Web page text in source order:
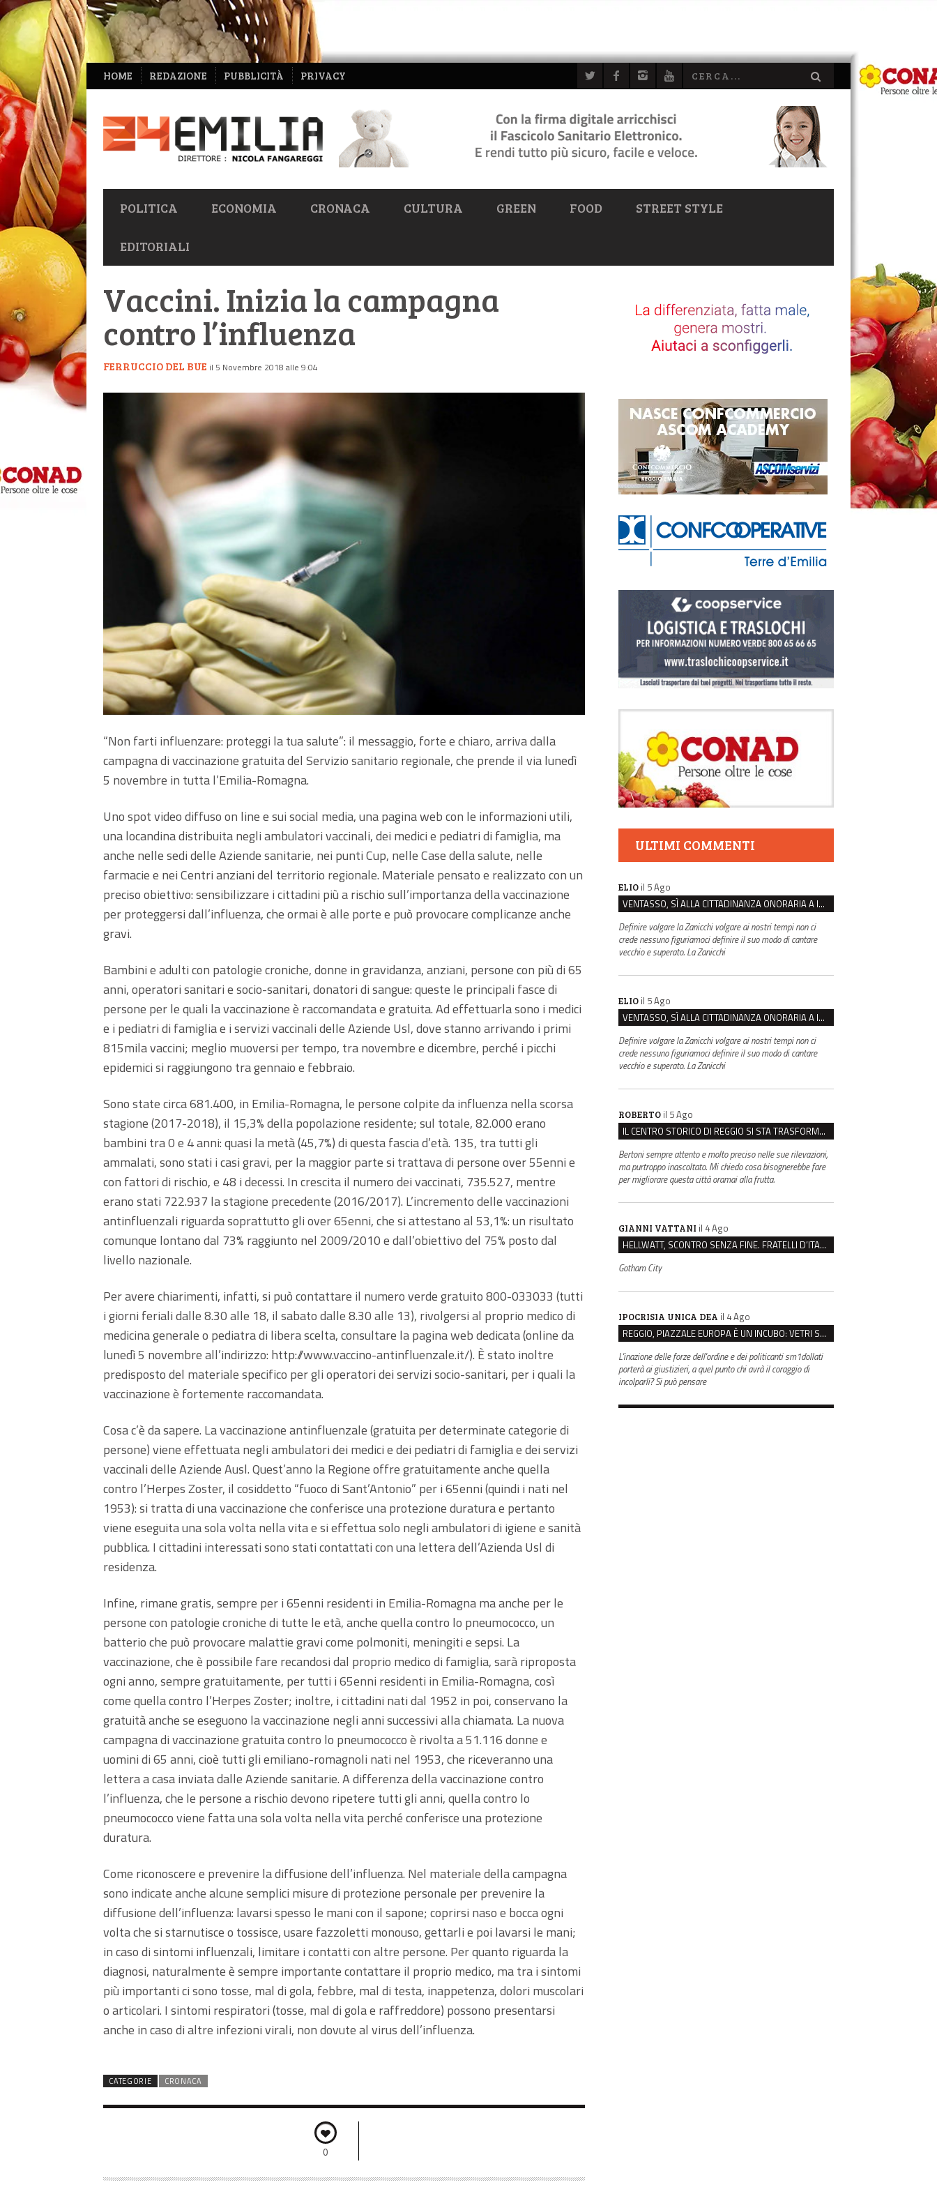
NAVIGAZIONE
SECONDARIA
HOME REDAZIONE PUBBLICITÀ PRIVACY
NAVIGAZIONE
PRIMARIA
POLITICA ECONOMIA CRONACA CULTURA GREEN FOOD STREET STYLE
EDITORIALI
Vaccini. Inizia la campagna
contro l’influenza
FERRUCCIO DEL BUE il 5 Novembre 2018 alle 9:04
“Non farti influenzare: proteggi la tua salute”: il messaggio, forte e chiaro, arriva dalla
campagna di vaccinazione gratuita del Servizio sanitario regionale, che prende il via lunedì
5 novembre in tutta l’Emilia-Romagna.
Uno spot video diffuso on line e sui social media, una pagina web con le informazioni utili,
una locandina distribuita negli ambulatori vaccinali, dei medici e pediatri di famiglia, ma
anche nelle sedi delle Aziende sanitarie, nei punti Cup, nelle Case della salute, nelle
farmacie e nei Centri anziani del territorio regionale. Materiale pensato e realizzato con un
preciso obiettivo: sensibilizzare i cittadini più a rischio sull’importanza della vaccinazione
per proteggersi dall’influenza, che ormai è alle porte e può provocare complicanze anche
gravi.
Bambini e adulti con patologie croniche, donne in gravidanza, anziani, persone con più di 65
anni, operatori sanitari e socio-sanitari, donatori di sangue: queste le principali fasce di
persone per le quali la vaccinazione è raccomandata e gratuita. Ad effettuarla sono i medici
e i pediatri di famiglia e i servizi vaccinali delle Aziende Usl, dove stanno arrivando i primi
815mila vaccini; meglio muoversi per tempo, tra novembre e dicembre, perché i picchi
epidemici si raggiungono tra gennaio e febbraio.
Sono state circa 681.400, in Emilia-Romagna, le persone colpite da influenza nella scorsa
stagione (2017-2018), il 15,3% della popolazione residente; sul totale, 82.000 erano
bambini tra 0 e 4 anni: quasi la metà (45,7%) di questa fascia d’età. 135, tra tutti gli
ammalati, sono stati i casi gravi, per la maggior parte si trattava di persone over 55enni e
con fattori di rischio, e 48 i decessi. In crescita il numero dei vaccinati, 735.527, mentre
erano stati 722.937 la stagione precedente (2016/2017). L’incremento delle vaccinazioni
antinfluenzali riguarda soprattutto gli over 65enni, che si attestano al 53,1%: un risultato
comunque lontano dal 73% raggiunto nel 2009/2010 e dall’obiettivo del 75% posto dal
livello nazionale.
Per avere chiarimenti, infatti, si può contattare il numero verde gratuito 800-033033 (tutti
i giorni feriali dalle 8.30 alle 18, il sabato dalle 8.30 alle 13), rivolgersi al proprio medico di
medicina generale o pediatra di libera scelta, consultare la pagina web dedicata (online da
lunedì 5 novembre all’indirizzo: http://www.vaccino-antinfluenzale.it/). È stato inoltre
predisposto del materiale specifico per gli operatori dei servizi socio-sanitari, per i quali la
vaccinazione è fortemente raccomandata.
Cosa c’è da sapere. La vaccinazione antinfluenzale (gratuita per determinate categorie di
persone) viene effettuata negli ambulatori dei medici e dei pediatri di famiglia e dei servizi
vaccinali delle Aziende Ausl. Quest’anno la Regione offre gratuitamente anche quella
contro l’Herpes Zoster, il cosiddetto “fuoco di Sant’Antonio” per i 65enni (quindi i nati nel
1953): si tratta di una vaccinazione che conferisce una protezione duratura e pertanto
viene eseguita una sola volta nella vita e si effettua solo negli ambulatori di igiene e sanità
pubblica. I cittadini interessati sono stati contattati con una lettera dell’Azienda Usl di
residenza.
Infine, rimane gratis, sempre per i 65enni residenti in Emilia-Romagna ma anche per le
persone con patologie croniche di tutte le età, anche quella contro lo pneumococco, un
batterio che può provocare malattie gravi come polmoniti, meningiti e sepsi. La
vaccinazione, che è possibile fare recandosi dal proprio medico di famiglia, sarà riproposta
ogni anno, sempre gratuitamente, per tutti i 65enni residenti in Emilia-Romagna, così
come quella contro l’Herpes Zoster; inoltre, i cittadini nati dal 1952 in poi, conservano la
gratuità anche se eseguono la vaccinazione negli anni successivi alla chiamata. La nuova
campagna di vaccinazione gratuita contro lo pneumococco è rivolta a 51.116 donne e
uomini di 65 anni, cioè tutti gli emiliano-romagnoli nati nel 1953, che riceveranno una
lettera a casa inviata dalle Aziende sanitarie. A differenza della vaccinazione contro
l’influenza, che le persone a rischio devono ripetere tutti gli anni, quella contro lo
pneumococco viene fatta una sola volta nella vita perché conferisce una protezione
duratura.
Come riconoscere e prevenire la diffusione dell’influenza. Nel materiale della campagna
sono indicate anche alcune semplici misure di protezione personale per prevenire la
diffusione dell’influenza: lavarsi spesso le mani con il sapone; coprirsi naso e bocca ogni
volta che si starnutisce o tossisce, usare fazzoletti monouso, gettarli e poi lavarsi le mani;
in caso di sintomi influenzali, limitare i contatti con altre persone. Per quanto riguarda la
diagnosi, naturalmente è sempre importante contattare il proprio medico, ma tra i sintomi
più importanti ci sono tosse, mal di gola, febbre, mal di testa, inappetenza, dolori muscolari
o articolari. I sintomi respiratori (tosse, mal di gola e raffreddore) possono presentarsi
anche in caso di altre infezioni virali, non dovute al virus dell’influenza.
CATEGORIE CRONACA
0
ULTIMI COMMENTI
ELIO il 5 Ago
VENTASSO, SÌ ALLA CITTADINANZA ONORARIA A IVA ZANICCHI. MA BARGIACCHI: “È DI PESSIMO GUSTO”
Definire volgare la Zanicchi volgare ai nostri tempi non ci
crede nessuno figuriamoci definire il suo modo di cantare
vecchio e superato. La Zanicchi
ELIO il 5 Ago
VENTASSO, SÌ ALLA CITTADINANZA ONORARIA A IVA ZANICCHI. MA BARGIACCHI: “È DI PESSIMO GUSTO”
Definire volgare la Zanicchi volgare ai nostri tempi non ci
crede nessuno figuriamoci definire il suo modo di cantare
vecchio e superato. La Zanicchi
ROBERTO il 5 Ago
IL CENTRO STORICO DI REGGIO SI STA TRASFORMANDO, E NON IN MEGLIO
Bertoni sempre attento e molto preciso nelle sue rilevazioni,
ma purtroppo inascoltato. Mi chiedo cosa bisognerebbe fare
per migliorare questa città oramai alla frutta.
GIANNI VATTANI il 4 Ago
HELLWATT, SCONTRO SENZA FINE. FRATELLI D’ITALIA: “MILANI PORTA DOCUMENTI, DE FRANCO INSULTI”
Gotham City
IPOCRISIA UNICA DEA il 4 Ago
REGGIO, PIAZZALE EUROPA È UN INCUBO: VETRI SPACCATI E FURTI SULLE AUTO IN SOSTA
L'inazione delle forze dell'ordine e dei politicanti sm1dollati
porterà ai giustizieri, a quel punto chi avrà il coraggio di
incolparli? Si può pensare